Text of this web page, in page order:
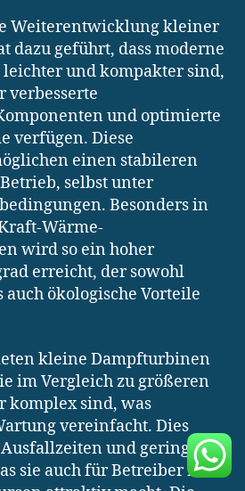
Weiterentwicklung kleiner
dazu geführt, dass moderne
und kompakter sind,
verbesserte
und optimierte
verfügen. Diese
einen stabileren
selbst unter
Besonders in
Wärme-
wird so ein hoher
erreicht, der sowohl
ökologische Vorteile
kleine Dampfturbinen
im Vergleich zu größeren
komplex sind, was
vereinfacht. Dies
und geringeren
sie auch für Betreiber mit